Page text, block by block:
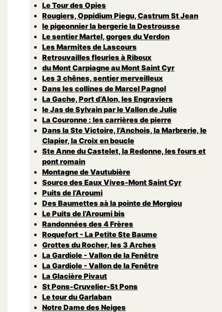
Le Tour des Opies
Rougiers, Oppidium Piegu, Castrum St Jean
le pigeonnier la bergerie la Destrousse
Le sentier Martel, gorges du Verdon
Les Marmites de Lascours
Retrouvailles fleuries à Riboux
du Mont Carpiagne au Mont Saint Cyr
Les 3 chênes, sentier merveilleux
Dans les collines de Marcel Pagnol
La Gache, Port d’Alon, les Engraviers
le Jas de Sylvain par le Vallon de Julie
La Couronne : les carrières de pierre
Dans la Ste Victoire, l’Anchois, la Marbrerie, le
Clapier, la Croix en boucle
Ste Anne du Castelet, la Redonne, les fours et
pont romain
Montagne de Vautubière
Source des Eaux Vives-Mont Saint Cyr
Puits de l’Aroumi
Des Baumettes aà la pointe de Morgiou
Le Puits de l’Aroumi bis
Randonnées des 4 Frères
Roquefort - La Petite Ste Baume
Grottes du Rocher, les 3 Arches
La Gardiole - Vallon de la Fenêtre
La Gardiole - Vallon de la Fenêtre
La Glacière Pivaut
St Pons-Cruvelier-St Pons
Le tour du Garlaban
Notre Dame des Neiges